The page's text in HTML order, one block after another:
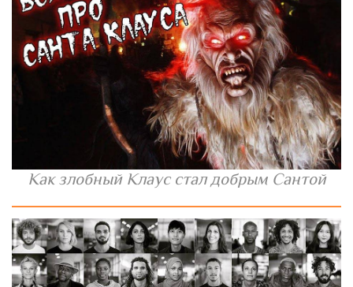
Как злобный Клаус стал добрым Сантой